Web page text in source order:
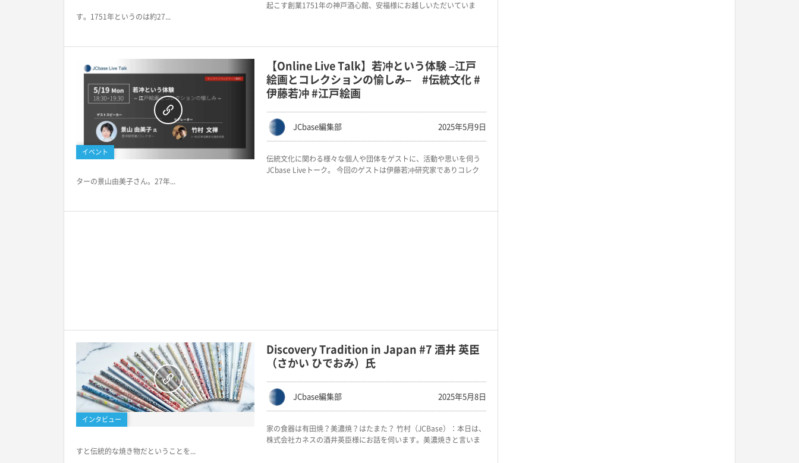
起こす創業1751年の神戸酒心館、安福様にお越しいただいていま
す。1751年というのは約27...
イベント
【Online Live Talk】若冲という体験 –江戸
絵画とコレクションの愉しみ– #伝統文化 #
伊藤若冲 #江戸絵画
JCbase編集部 2025年5月9日
伝統文化に関わる様々な個人や団体をゲストに、活動や思いを伺う
JCbase Liveトーク。 今回のゲストは伊藤若冲研究家でありコレク
ターの景山由美子さん。27年...
インタビュー
Discovery Tradition in Japan #7 酒井 英臣
（さかい ひでおみ）氏
JCbase編集部 2025年5月8日
家の食器は有田焼？美濃焼？はたまた？ 竹村（JCBase）：本日は、
株式会社カネスの酒井英臣様にお話を伺います。美濃焼きと言いま
すと伝統的な焼き物だということを...